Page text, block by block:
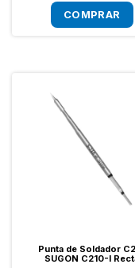
Punta de Soldador
SUGON C210-I